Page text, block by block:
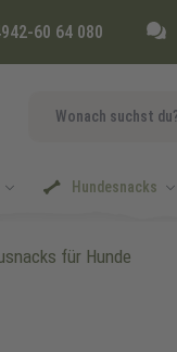
springen
60 64 080
Hundesnacks
für Hunde